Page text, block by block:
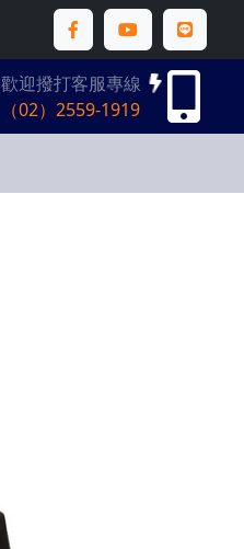
歡迎撥打客服專線
（02）2559-1919